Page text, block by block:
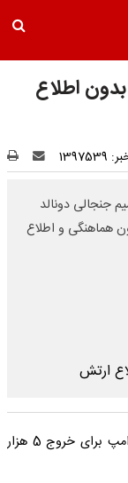
اطلاع
جنجالی دونالد
بدون هماهنگی و اطلاع
ارتش آمریکا بدون اطلاع قبلی با دستور ناگهانی ترامپ برای خروج 5 هزار